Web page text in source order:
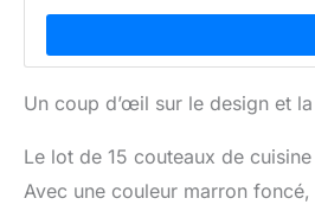
Un coup d’œil sur le design et
Le lot de 15 couteaux de
Avec une couleur marron